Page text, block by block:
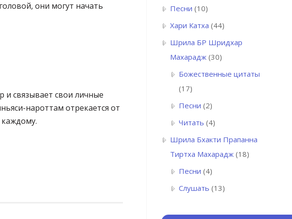
они могут начать
и связывает свои личные
нароттам отрекается от
Песни (10)
Хари Катха (44)
Шрила БР Шридхар
Махарадж (30)
Божественные цитаты
(17)
Песни (2)
Читать (4)
Шрила Бхакти Прапанна
Тиртха Махарадж (18)
Песни (4)
Слушать (13)